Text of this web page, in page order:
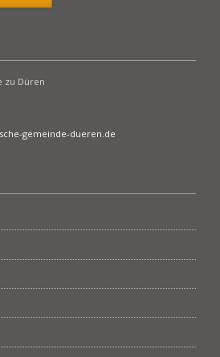
zu Düren
gemeinde-dueren.de